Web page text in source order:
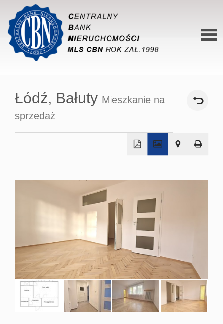
O
Łódź, Bałuty Mieszkanie na
sprzedaż
−